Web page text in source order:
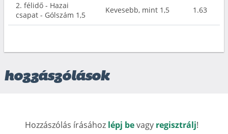
2. félidő - Hazai
csapat - Gólszám 1,5
Kevesebb, mint 1,5 1.63
hozzászólások
Hozzászólás írásához lépj bevagy regisztrálj!